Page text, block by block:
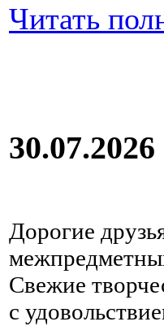
Читать
30.07.2026
Дорогие
Свежие
с